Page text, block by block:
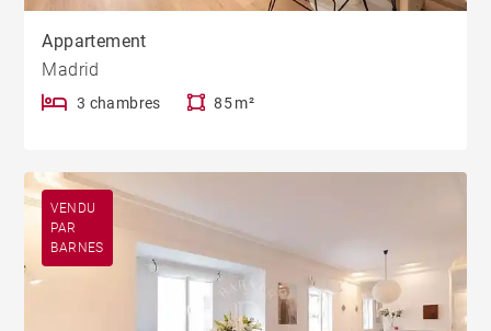
Appartement
Madrid
3 chambres 85 m²
VENDU
PAR
BARNES